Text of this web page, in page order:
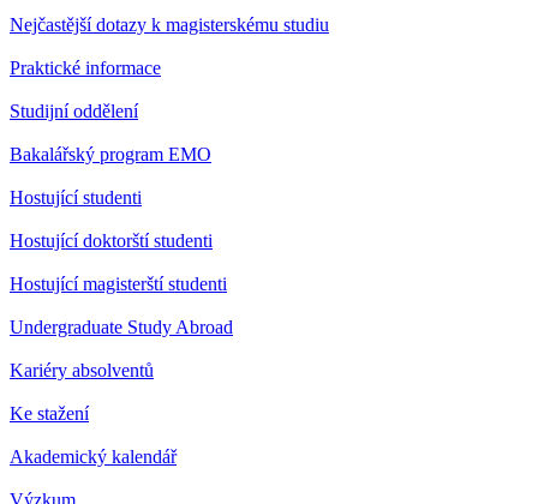
Nejčastější dotazy k magisterskému studiu
Praktické informace
Studijní oddělení
Bakalářský program EMO
Hostující studenti
Hostující doktorští studenti
Hostující magisterští studenti
Undergraduate Study Abroad
Kariéry absolventů
Ke stažení
Akademický kalendář
Výzkum